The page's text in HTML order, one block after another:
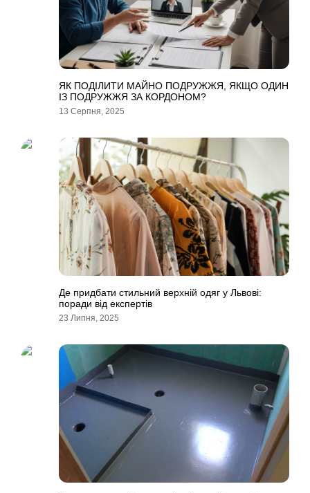
ЯК ПОДІЛИТИ МАЙНО ПОДРУЖЖЯ, ЯКЩО ОДИН
ІЗ ПОДРУЖЖЯ ЗА КОРДОНОМ?
13 Серпня, 2025
Де придбати стильний верхній одяг у Львові:
поради від експертів
23 Липня, 2025